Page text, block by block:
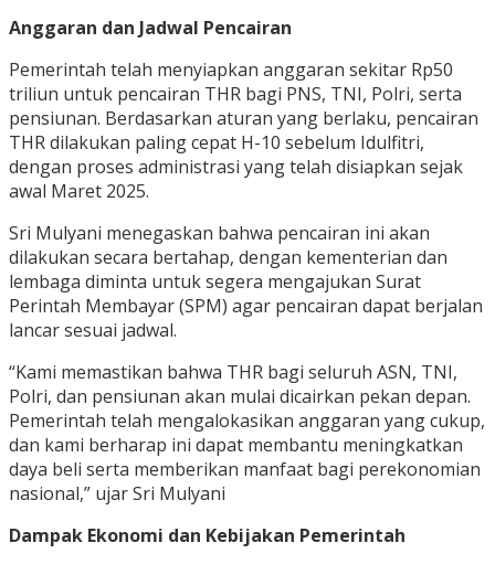
Anggaran dan Jadwal Pencairan
Pemerintah telah menyiapkan anggaran sekitar Rp50
triliun untuk pencairan THR bagi PNS, TNI, Polri, serta
pensiunan. Berdasarkan aturan yang berlaku, pencairan
THR dilakukan paling cepat H-10 sebelum Idulfitri,
dengan proses administrasi yang telah disiapkan sejak
awal Maret 2025.
Sri Mulyani menegaskan bahwa pencairan ini akan
dilakukan secara bertahap, dengan kementerian dan
lembaga diminta untuk segera mengajukan Surat
Perintah Membayar (SPM) agar pencairan dapat berjalan
lancar sesuai jadwal.
“Kami memastikan bahwa THR bagi seluruh ASN, TNI,
Polri, dan pensiunan akan mulai dicairkan pekan depan.
Pemerintah telah mengalokasikan anggaran yang cukup,
dan kami berharap ini dapat membantu meningkatkan
daya beli serta memberikan manfaat bagi perekonomian
nasional,” ujar Sri Mulyani
Dampak Ekonomi dan Kebijakan Pemerintah